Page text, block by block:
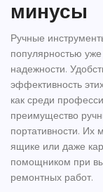
минусы
Ручные
популярностью
надежности.
эффективность
как среди
преимущество
портативности. Их
ящике или даже
помощником при
ремонтных работ.